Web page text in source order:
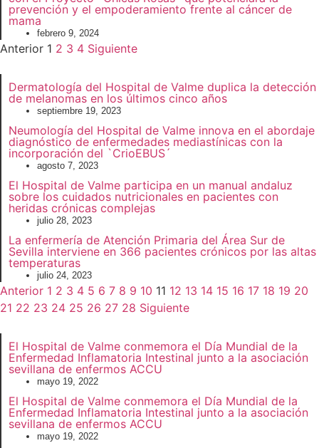
prevención y el empoderamiento frente al cáncer de
mama
febrero 9, 2024
Anterior 1 2 3 4 Siguiente
Dermatología del Hospital de Valme duplica la detección
de melanomas en los últimos cinco años
septiembre 19, 2023
Neumología del Hospital de Valme innova en el abordaje
diagnóstico de enfermedades mediastínicas con la
incorporación del `CrioEBUS´
agosto 7, 2023
El Hospital de Valme participa en un manual andaluz
sobre los cuidados nutricionales en pacientes con
heridas crónicas complejas
julio 28, 2023
La enfermería de Atención Primaria del Área Sur de
Sevilla interviene en 366 pacientes crónicos por las altas
temperaturas
julio 24, 2023
Anterior 1 2 3 4 5 6 7 8 9 10 11 12 13 14 15 16 17 18 19 20
21 22 23 24 25 26 27 28 Siguiente
El Hospital de Valme conmemora el Día Mundial de la
Enfermedad Inflamatoria Intestinal junto a la asociación
sevillana de enfermos ACCU
mayo 19, 2022
El Hospital de Valme conmemora el Día Mundial de la
Enfermedad Inflamatoria Intestinal junto a la asociación
sevillana de enfermos ACCU
mayo 19, 2022